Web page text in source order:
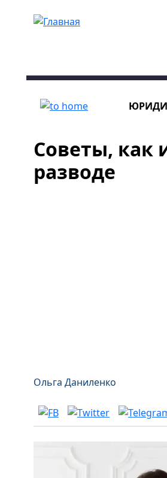
Советы, как
разводе
Ольга Даниленко